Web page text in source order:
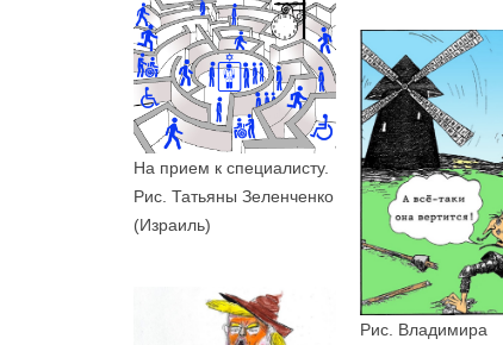
На прием к специалисту.
Рис. Татьяны Зеленченко
(Израиль)
Рис. Владимира